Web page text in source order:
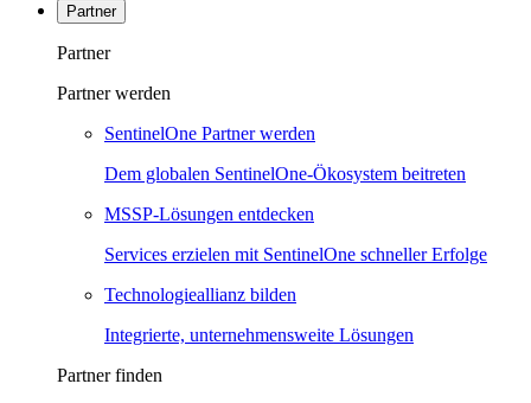
Partner
Partner
Partner werden
SentinelOne Partner werden
Dem globalen SentinelOne-Ökosystem beitreten
MSSP-Lösungen entdecken
Services erzielen mit SentinelOne schneller Erfolge
Technologieallianz bilden
Integrierte, unternehmensweite Lösungen
Partner finden